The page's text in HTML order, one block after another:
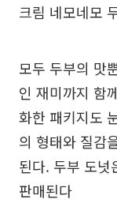
크림 네모네모
모두 두부의 맛
인 재미까지 함
화한 패키지도
의 형태와 질감
된다. 두부 도넛
판매된다